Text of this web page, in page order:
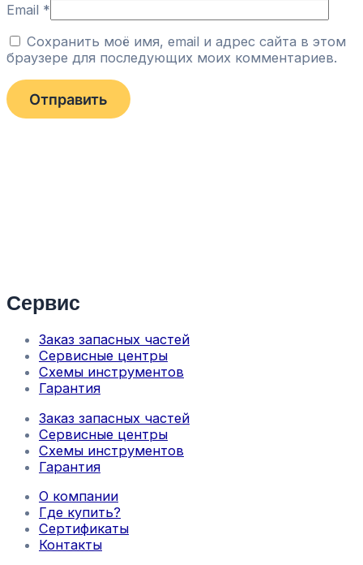
Email *
Сохранить моё имя, email и адрес сайта в этом
браузере для последующих моих комментариев.
Сервис
Заказ запасных частей
Сервисные центры
Схемы инструментов
Гарантия
Заказ запасных частей
Сервисные центры
Схемы инструментов
Гарантия
О компании
Где купить?
Сертификаты
Контакты